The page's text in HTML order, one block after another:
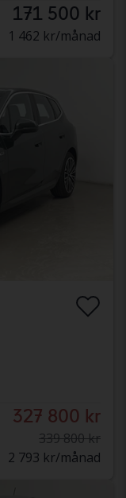
171 500 kr
1 462 kr/månad
327 800 kr
339 800 kr
2 793 kr/månad